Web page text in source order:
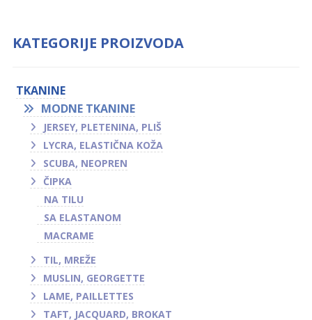
KATEGORIJE PROIZVODA
TKANINE
MODNE TKANINE
JERSEY, PLETENINA, PLIŠ
LYCRA, ELASTIČNA KOŽA
SCUBA, NEOPREN
ČIPKA
NA TILU
SA ELASTANOM
MACRAME
TIL, MREŽE
MUSLIN, GEORGETTE
LAME, PAILLETTES
TAFT, JACQUARD, BROKAT